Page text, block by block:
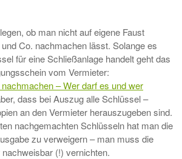
ob man nicht auf eigene Faust
Co. nachmachen lässt. Solange es
für eine Schließanlage handelt geht das
vom Vermieter:
– Wer darf es und wer
dass bei Auszug alle Schlüssel –
an den Vermieter herauszugeben sind.
nachgemachten Schlüsseln hat man die
zu verweigern – man muss die
(!) vernichten.